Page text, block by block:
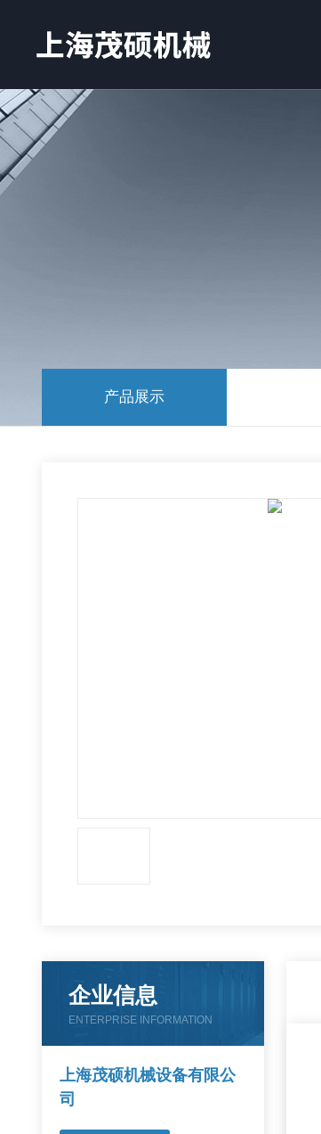
产品展示
企业信息
ENTERPRISE INFORMATION
上海茂硕机械设备有限公
司